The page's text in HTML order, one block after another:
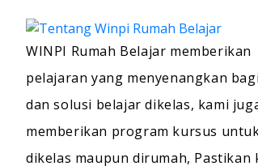
WINPI Rumah Belajar memberikan
pelajaran yang menyenangkan
dan solusi belajar dikelas, kami
memberikan program kursus
dikelas maupun dirumah, Pastikan